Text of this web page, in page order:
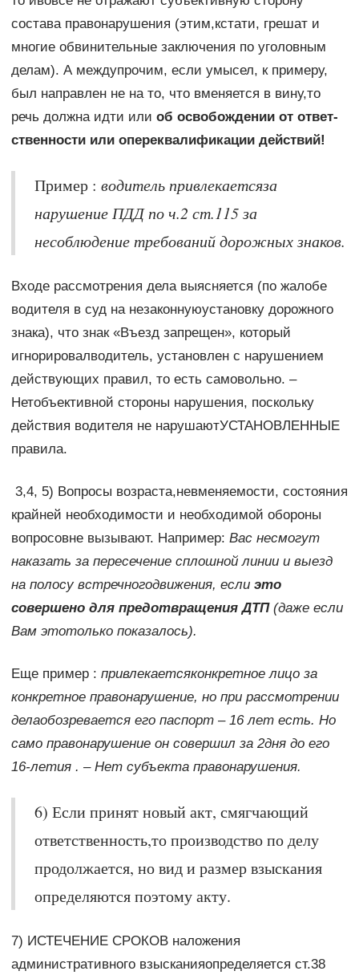
состава правонарушения (этим,кстати, грешат и
многие обви­нительные заключения по уголовным
делам). А междупрочим, если умысел, к примеру,
был направлен не на то, что вменяет­ся в вину,то
речь должна идти или об освобождении от ответ­
ственности или опереквалификации действий!
Пример : водитель привлекаетсяза
нарушение ПДД по ч.2 ст.115 за
несоблюдение требований дорожных знаков.
Входе рассмотрения дела выясняется (по жалобе
водителя в суд на незаконнуюустановку дорожного
знака), что знак «Въезд запрещен», который
игнорировалводитель, установлен с нарушением
действующих правил, то есть самовольно. –
Нетобъективной стороны нарушения, поскольку
действия водителя не нарушаютУСТАНОВЛЕННЫЕ
правила.
3,4, 5) Вопросы возраста,невменяемости, состояния
крайней необходимости и необходимой обороны
вопросовне вызывают. Например: Вас несмогут
наказать за пересечение сплошной линии и выезд
на полосу встречногодвижения, если это
совершено для предотвращения ДТП(даже если
Вам этотолько показалось).
Еще пример : привлекаетсяконкретное лицо за
конкретное правонарушение, но при рассмотрении
делаобозревается его паспорт – 16 лет есть. Но
само правонарушение он совершил за 2дня до его
16-летия . – Нет субъекта правонарушения.
6) Если принят новый акт, смягчающий
ответственность,то производство по делу
продолжается, но вид и размер взыскания
определяются поэтому акту.
7) ИСТЕЧЕНИЕ СРОКОВ наложения
административного взысканияопределяется ст.38